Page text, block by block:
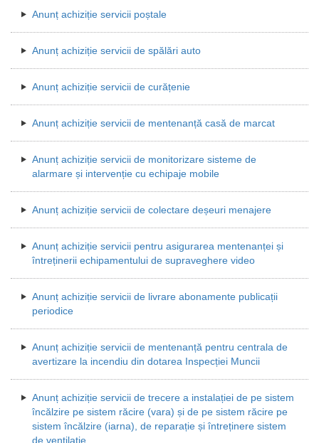
Anunț achiziție servicii poștale
Anunț achiziție servicii de spălări auto
Anunț achiziție servicii de curățenie
Anunț achiziție servicii de mentenanță casă de marcat
Anunț achiziție servicii de monitorizare sisteme de
alarmare și intervenție cu echipaje mobile
Anunț achiziție servicii de colectare deșeuri menajere
Anunț achiziție servicii pentru asigurarea mentenanței și
întreținerii echipamentului de supraveghere video
Anunț achiziție servicii de livrare abonamente publicații
periodice
Anunț achiziție servicii de mentenanță pentru centrala de
avertizare la incendiu din dotarea Inspecției Muncii
Anunț achiziție servicii de trecere a instalației de pe sistem
încălzire pe sistem răcire (vara) și de pe sistem răcire pe
sistem încălzire (iarna), de reparație și întreținere sistem
de ventilație